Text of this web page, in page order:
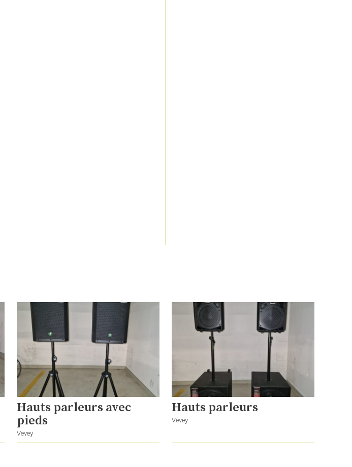
Hauts parleurs avec
pieds
Vevey
Hauts parleurs
Vevey